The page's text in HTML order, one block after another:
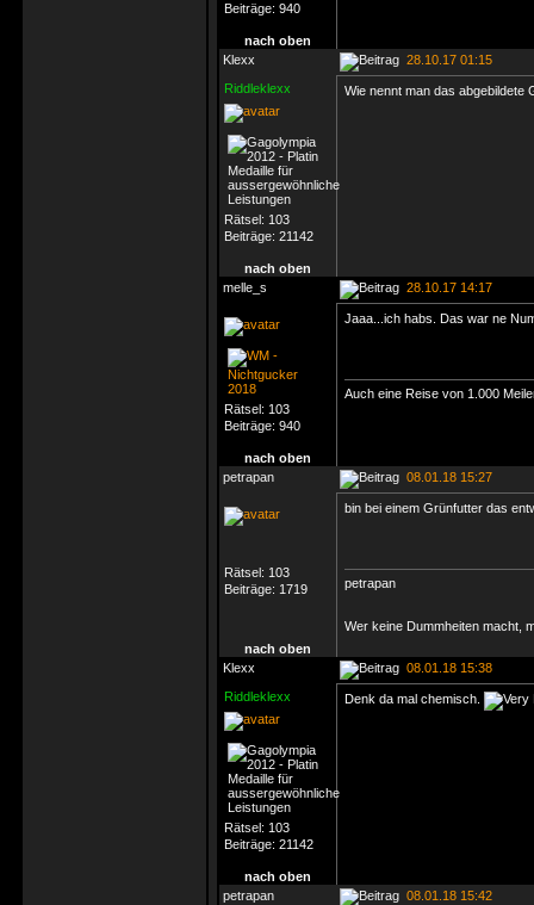
Beiträge: 940
nach oben
Klexx
28.10.17 01:15
Riddleklexx
Rätsel: 103
Beiträge: 21142
Wie nennt man das abgebildete
nach oben
melle_s
28.10.17 14:17
Rätsel: 103
Beiträge: 940
Jaaa...ich habs. Das war ne
Auch eine Reise von 1.000
nach oben
petrapan
08.01.18 15:27
Rätsel: 103
Beiträge: 1719
bin bei einem Grünfutter das
petrapan
Wer keine Dummheiten macht,
nach oben
Klexx
08.01.18 15:38
Riddleklexx
Rätsel: 103
Beiträge: 21142
Denk da mal chemisch.
nach oben
petrapan
08.01.18 15:42